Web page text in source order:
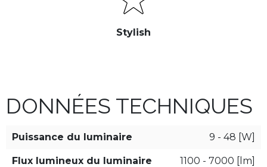
Stylish
DONNÉES TECHNIQUES
Puissance du luminaire 9 - 48 [W]
Flux lumineux du luminaire 1100 - 7000 [lm]